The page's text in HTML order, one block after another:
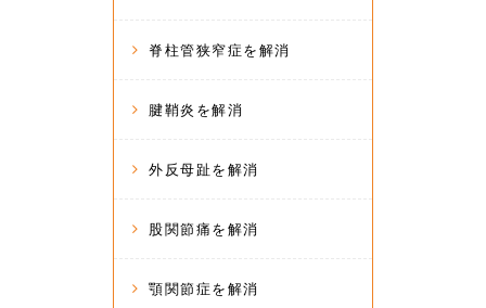
脊柱管狭窄症を解消
腱鞘炎を解消
外反母趾を解消
股関節痛を解消
顎関節症を解消